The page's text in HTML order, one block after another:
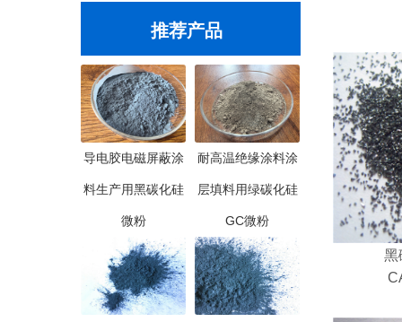
推荐产品
导电胶电磁屏蔽涂
料生产用黑碳化硅
微粉
耐高温绝缘涂料涂
层填料用绿碳化硅
GC微粉
黑